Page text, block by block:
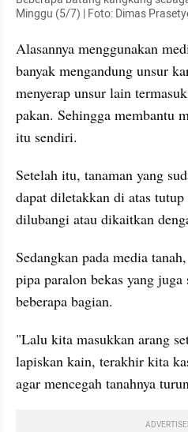
Minggu (5/7) | Foto: Dimas
Alasannya menggunakan
banyak mengandung unsur
menyerap unsur lain
pakan. Sehingga membantu
itu sendiri.
Setelah itu, tanaman yang
dapat diletakkan di atas tutup
dilubangi atau dikaitkan
Sedangkan pada media
pipa paralon bekas yang
beberapa bagian.
lapiskan kain, terakhir kita
agar mencegah tanahnya